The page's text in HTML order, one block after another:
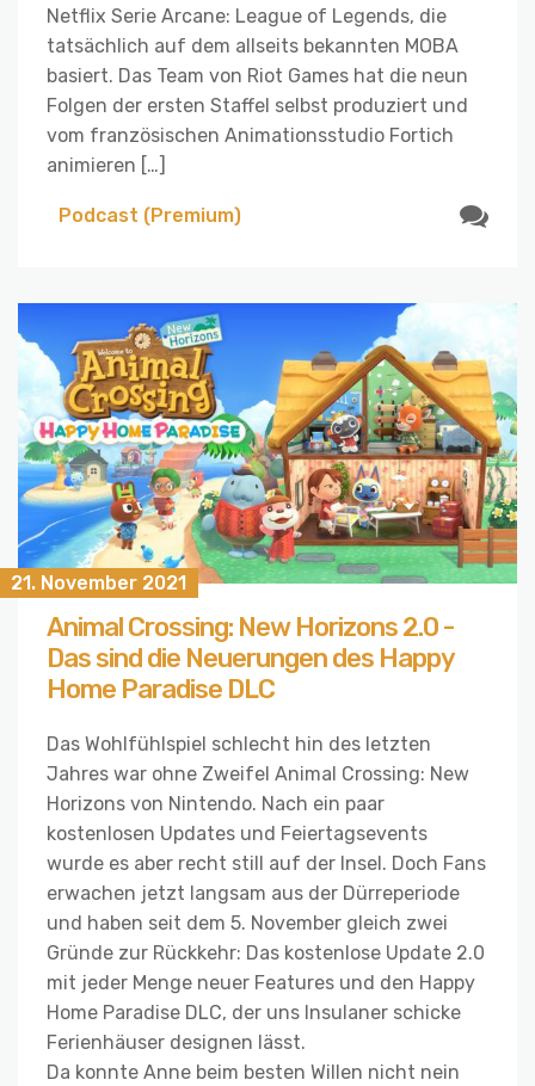
Netflix Serie Arcane: League of Legends, die
tatsächlich auf dem allseits bekannten MOBA
basiert. Das Team von Riot Games hat die neun
Folgen der ersten Staffel selbst produziert und
vom französischen Animationsstudio Fortich
animieren […]
Podcast (Premium)
21. November 2021
Animal Crossing: New Horizons 2.0 -
Das sind die Neuerungen des Happy
Home Paradise DLC
Das Wohlfühlspiel schlecht hin des letzten
Jahres war ohne Zweifel Animal Crossing: New
Horizons von Nintendo. Nach ein paar
kostenlosen Updates und Feiertagsevents
wurde es aber recht still auf der Insel. Doch Fans
erwachen jetzt langsam aus der Dürreperiode
und haben seit dem 5. November gleich zwei
Gründe zur Rückkehr: Das kostenlose Update 2.0
mit jeder Menge neuer Features und den Happy
Home Paradise DLC, der uns Insulaner schicke
Ferienhäuser designen lässt.
Da konnte Anne beim besten Willen nicht nein